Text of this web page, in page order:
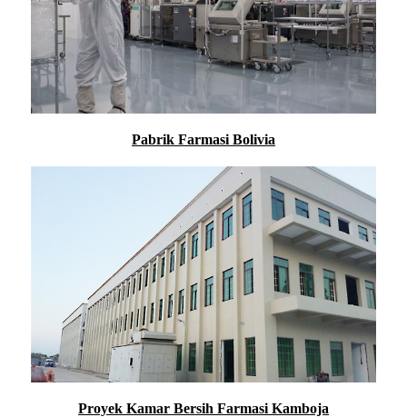
Pabrik Farmasi Bolivia
Proyek Kamar Bersih Farmasi Kamboja